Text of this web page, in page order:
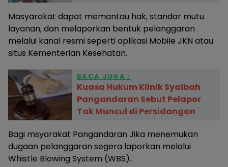
Masyarakat dapat memantau hak, standar mutu
layanan, dan melaporkan bentuk pelanggaran
melalui kanal resmi seperti aplikasi Mobile JKN atau
situs Kementerian Kesehatan.
BACA JUGA :
Kuasa Hukum Klinik Syaibah
Pangandaran Sebut Pelapor
Tak Muncul di Persidangan
Bagi msyarakat Pangandaran Jika menemukan
dugaan pelanggaran segera laporkan melalui
Whistle Blowing System (WBS).